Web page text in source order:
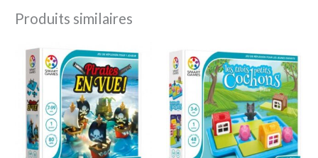
Produits similaires